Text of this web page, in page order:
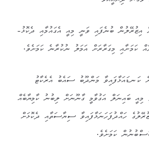
ބުނެފައި ވަނީ މިއީ އެގައުމާއި ދެކޮޅު-
ކަމަށާއި މިގަރާރަށް އަމަލު ނުކުރާނެ ކަމަށެވެ.
މަންދޫބު ސައެބު އެރެކާޓު
ބައިނަލް އަގުވާމީ ގާނޫނަށް ލިބުނު ކާމިޔާބެއް
ހައްދުފަހަނަޅާފައިވާ ސިޔާސަތާއި ދެކޮޅަށް
ކަމަށެވެ.